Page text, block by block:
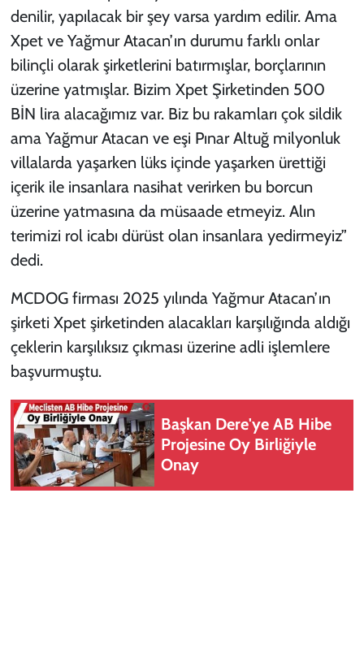
denilir, yapılacak bir şey varsa yardım edilir. Ama
Xpet ve Yağmur Atacan’ın durumu farklı onlar
bilinçli olarak şirketlerini batırmışlar, borçlarının
üzerine yatmışlar. Bizim Xpet Şirketinden 500
BİN lira alacağımız var. Biz bu rakamları çok sildik
ama Yağmur Atacan ve eşi Pınar Altuğ milyonluk
villalarda yaşarken lüks içinde yaşarken ürettiği
içerik ile insanlara nasihat verirken bu borcun
üzerine yatmasına da müsaade etmeyiz. Alın
terimizi rol icabı dürüst olan insanlara yedirmeyiz”
dedi.
MCDOG firması 2025 yılında Yağmur Atacan’ın
şirketi Xpet şirketinden alacakları karşılığında aldığı
çeklerin karşılıksız çıkması üzerine adli işlemlere
başvurmuştu.
Başkan Dere'ye AB Hibe
Projesine Oy Birliğiyle
Onay